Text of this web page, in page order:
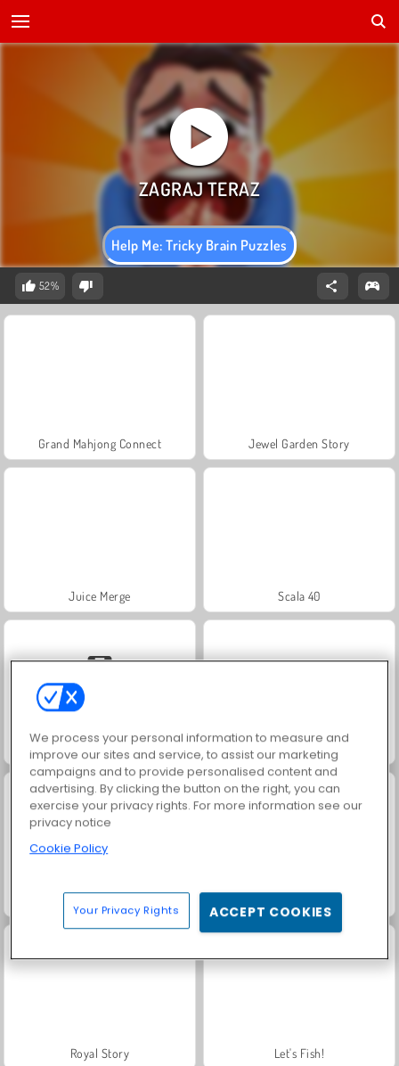
Help Me: Tricky Brain Puzzles
52%
Grand Mahjong Connect Jewel Garden Story
Juice Merge Scala 40
Solitaire Social Trollface Quest: USA 2
Royal Story Let's Fish!
We process your personal information to measure and
improve our sites and service, to assist our marketing
campaigns and to provide personalised content and
advertising. By clicking the button on the right, you can
exercise your privacy rights. For more information see our
privacy notice
Cookie Policy
Your Privacy Rights ACCEPT COOKIES